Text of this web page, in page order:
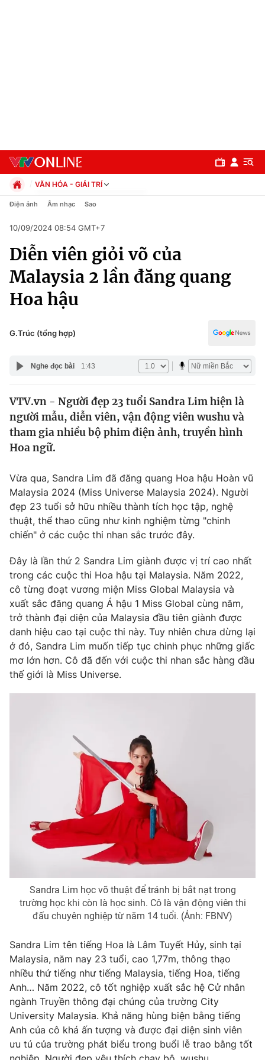
Chuyên mục
Chính trị
Xã hội
Pháp luật
Y tế
Thế giới
Tin tức
Thế giới đó đây
Câu chuyện quốc tế
Kinh tế
Thị trường
Góc doanh nghiệp
Dữ liệu và đời sống
Truyền hình
Phim VTV
Hậu trường
Nhân vật
Khán giả
Giải sao mai
Giải trí
Điện ảnh
Âm nhạc
Sao
Đời sống
Du lịch
Làm đẹp
Chất lượng cuộc sống
Giáo dục
Tuyển sinh
Học trực tuyến
Công nghệ
Hitech Công nghệ tương lai
Sản phẩm
Giao lưu trực tuyến
Chuyên mục khác
Podcast
Infographic
Video Shorts video
VTV Money VTV Thể thao
VTV Sức khoẻ Bất động sản
Thị trường 24h Tấm lòng Việt
VTV4 Vươn mình bằng AI
VTV9 VTV8
Liên hệ tòa soạn English
VĂN HÓA - GIẢI TRÍ
Chính trị
Pháp luật
Kinh tế
Thể thao
Truyền hình
Văn hóa - Giải trí
Công nghệ
Điện ảnh Âm nhạc Sao
10/09/2024 08:54 GMT+7
Diễn viên giỏi võ của
Malaysia 2 lần đăng quang
Hoa hậu
G.Trúc (tổng hợp)
Nghe đọc bài 1:43
VTV.vn - Người đẹp 23 tuổi Sandra Lim hiện là
người mẫu, diễn viên, vận động viên wushu và
tham gia nhiều bộ phim điện ảnh, truyền hình
Hoa ngữ.
Vừa qua, Sandra Lim đã đăng quang Hoa hậu Hoàn vũ
Malaysia 2024 (Miss Universe Malaysia 2024). Người
đẹp 23 tuổi sở hữu nhiều thành tích học tập, nghệ
thuật, thể thao cũng như kinh nghiệm từng "chinh
chiến" ở các cuộc thi nhan sắc trước đây.
Đây là lần thứ 2 Sandra Lim giành được vị trí cao nhất
trong các cuộc thi Hoa hậu tại Malaysia. Năm 2022,
cô từng đoạt vương miện Miss Global Malaysia và
xuất sắc đăng quang Á hậu 1 Miss Global cùng năm,
trở thành đại diện của Malaysia đầu tiên giành được
danh hiệu cao tại cuộc thi này. Tuy nhiên chưa dừng lại
ở đó, Sandra Lim muốn tiếp tục chinh phục những giấc
mơ lớn hơn. Cô đã đến với cuộc thi nhan sắc hàng đầu
thế giới là Miss Universe.
Sandra Lim học võ thuật để tránh bị bắt nạt trong
trường học khi còn là học sinh. Cô là vận động viên thi
đấu chuyên nghiệp từ năm 14 tuổi. (Ảnh: FBNV)
Sandra Lim tên tiếng Hoa là Lâm Tuyết Hủy, sinh tại
Malaysia, năm nay 23 tuổi, cao 1,77m, thông thạo
nhiều thứ tiếng như tiếng Malaysia, tiếng Hoa, tiếng
Anh… Năm 2022, cô tốt nghiệp xuất sắc hệ Cử nhân
ngành Truyền thông đại chúng của trường City
University Malaysia. Khả năng hùng biện bằng tiếng
Anh của cô khá ấn tượng và được đại diện sinh viên
ưu tú của trường phát biểu trong buổi lễ trao bằng tốt